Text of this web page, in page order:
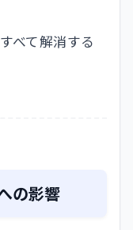
べて解消する
の影響